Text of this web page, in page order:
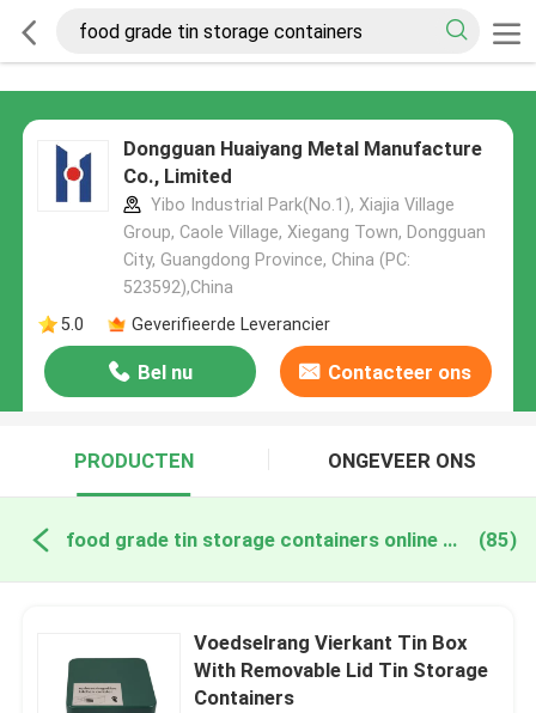
Dongguan Huaiyang Metal Manufacture
Co., Limited
Yibo Industrial Park(No.1), Xiajia Village
Group, Caole Village, Xiegang Town, Dongguan
City, Guangdong Province, China (PC:
523592),China
5.0
Geverifieerde Leverancier
Bel nu Contacteer ons
PRODUCTEN ONGEVEER ONS
food grade tin storage containers online fabricage (85)
Voedselrang Vierkant Tin Box
With Removable Lid Tin Storage
Containers